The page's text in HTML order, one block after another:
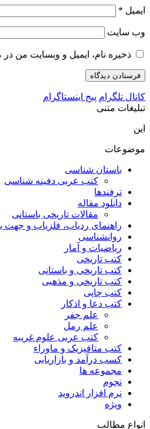
ایمیل *
وب‌ سایت
ذخیره نام، ایمیل و وبسایت من
کانال تلگرام پیج اینستاگرام
تبلیغات متنی
این
موضوعات
باستان شناسی
کتب عربی دفینه شناسی
ترفندها
دانلود مقاله
مقالات تاریخی باستانی
راهنمای ردیاب، فلزیاب و جهت
روانشناسی
ریاضیات و آمار
کتب تاریخی
کتب تاریخی و باستانی
کتب تاریخی و مذهبی
کتب چاپی
کتب دعا و اذکار
علم جفر
علم رمل
کتب عربی علوم غریبه
کتب متافیزیک و ماوراء
کسب درآمد و بازاریابی
مجموعه ها
نجوم
نرم افزار اندروید
ویژه
انواع مطالب